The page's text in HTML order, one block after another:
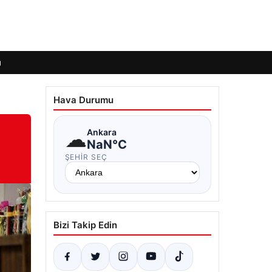
Hava Durumu
☁Ankara
NaN°C
ŞEHIR SEÇ
Bizi Takip Edin